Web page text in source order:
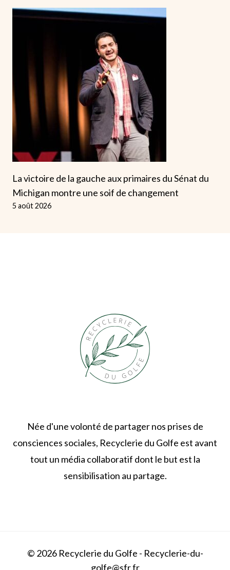
La victoire de la gauche aux primaires du Sénat du
Michigan montre une soif de changement
5 août 2026
Née d'une volonté de partager nos prises de
consciences sociales, Recyclerie du Golfe est avant
tout un média collaboratif dont le but est la
sensibilisation au partage.
© 2026 Recyclerie du Golfe - Recyclerie-du-
golfe@sfr.fr